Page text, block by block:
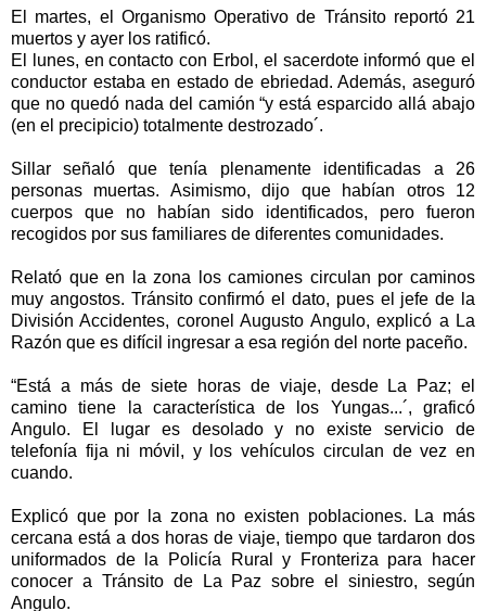
El martes, el Organismo Operativo de Tránsito reportó 21
muertos y ayer los ratificó.
El lunes, en contacto con Erbol, el sacerdote informó que el
conductor estaba en estado de ebriedad. Además, aseguró
que no quedó nada del camión “y está esparcido allá abajo
(en el precipicio) totalmente destrozado´.
Sillar señaló que tenía plenamente identificadas a 26
personas muertas. Asimismo, dijo que habían otros 12
cuerpos que no habían sido identificados, pero fueron
recogidos por sus familiares de diferentes comunidades.
Relató que en la zona los camiones circulan por caminos
muy angostos. Tránsito confirmó el dato, pues el jefe de la
División Accidentes, coronel Augusto Angulo, explicó a La
Razón que es difícil ingresar a esa región del norte paceño.
“Está a más de siete horas de viaje, desde La Paz; el
camino tiene la característica de los Yungas...´, graficó
Angulo. El lugar es desolado y no existe servicio de
telefonía fija ni móvil, y los vehículos circulan de vez en
cuando.
Explicó que por la zona no existen poblaciones. La más
cercana está a dos horas de viaje, tiempo que tardaron dos
uniformados de la Policía Rural y Fronteriza para hacer
conocer a Tránsito de La Paz sobre el siniestro, según
Angulo.